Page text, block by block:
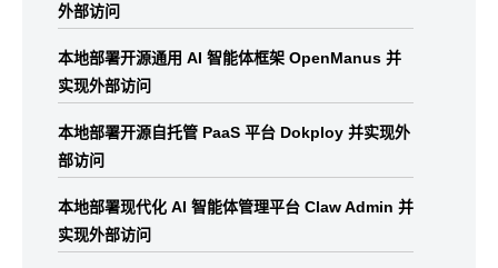
外部访问
本地部署开源通用 AI 智能体框架 OpenManus 并
实现外部访问
本地部署开源自托管 PaaS 平台 Dokploy 并实现外
部访问
本地部署现代化 AI 智能体管理平台 Claw Admin 并
实现外部访问